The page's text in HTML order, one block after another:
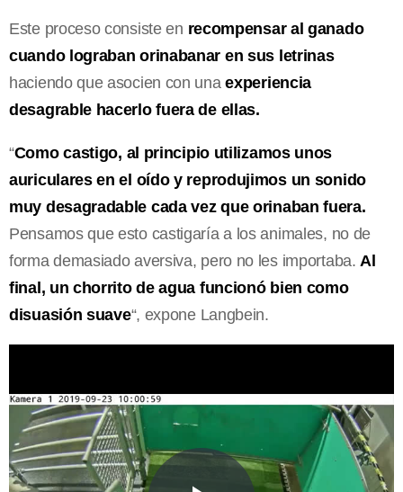
Este proceso consiste en recompensar al ganado
cuando lograban orinabanar en sus letrinas
haciendo que asocien con una experiencia
desagrable hacerlo fuera de ellas.
“Como castigo, al principio utilizamos unos
auriculares en el oído y reprodujimos un sonido
muy desagradable cada vez que orinaban fuera.
Pensamos que esto castigaría a los animales, no de
forma demasiado aversiva, pero no les importaba. Al
final, un chorrito de agua funcionó bien como
disuasión suave“, expone Langbein.